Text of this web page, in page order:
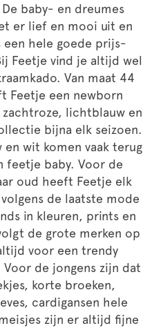
baby- en dreumes
er lief en mooi uit en
een hele goede prijs-
Feetje vind je altijd wel
Van maat 44
Feetje een newborn
lichtblauw en
bijna elk seizoen.
en wit komen vaak terug
feetje baby. Voor de
oud heeft Feetje elk
de laatste mode
in kleuren, prints en
de grote merken op
voor een trendy
de jongens zijn dat
korte broeken,
cardigansen hele
zijn er altijd fijne